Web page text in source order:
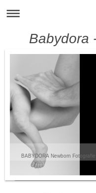
Babydora
BABYDORA Newborn Fotografie